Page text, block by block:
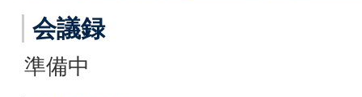
会議録
準備中